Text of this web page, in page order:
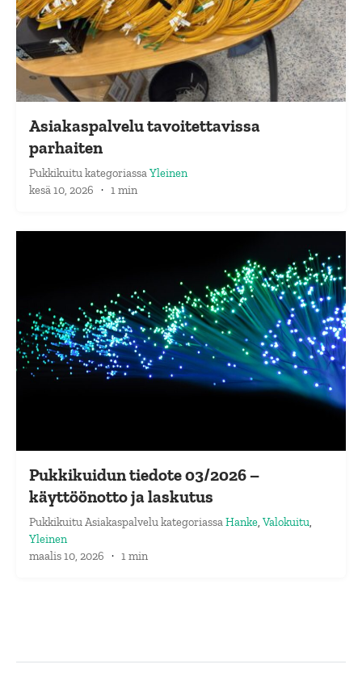
Asiakaspalvelu tavoitettavissa
parhaiten
PukkikuitukategoriassaYleinen
kesä 10, 2026 · 1 min
Pukkikuidun tiedote 03/2026 –
käyttöönotto ja laskutus
Pukkikuitu AsiakaspalvelukategoriassaHanke, Valokuitu,
Yleinen
maalis 10, 2026 · 1 min